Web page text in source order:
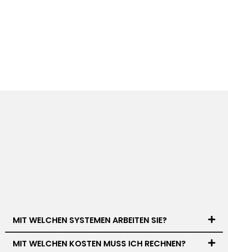
MIT WELCHEN SYSTEMEN ARBEITEN SIE?
MIT WELCHEN KOSTEN MUSS ICH RECHNEN?